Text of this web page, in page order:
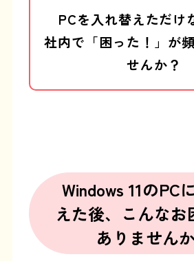
PCを入れ替えただ
社内で「困った！」が
せんか？
Windows 11のPC
えた後、 こんなお
ありません